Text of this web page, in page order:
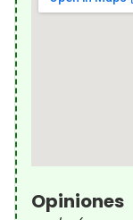
Opiniones